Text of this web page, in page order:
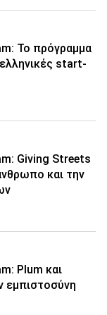
To πρόγραμμα
start-
Giving Streets
και την
Plum και
εμπιστοσύνη